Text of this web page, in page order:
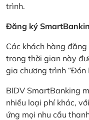
trình.
Đăng ký
Các khách hàng
trong thời gian này
gia chương trình “Đón
BIDV SmartBanking
nhiều loại phí khác,
ứng mọi nhu cầu